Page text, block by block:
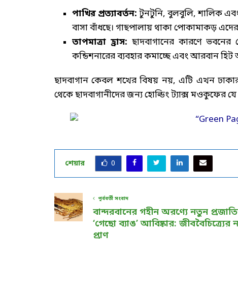
পাখির প্রত্যাবর্তন: টুনটুনি, বুলবুলি, শালিক
বাসা বাঁধছে। গাছপালায় থাকা পোকামাকড় এদের
তাপমাত্রা হ্রাস: ছাদবাগানের কারণে
কন্ডিশনারের ব্যবহার কমাচ্ছে এবং আরবান হিট
ছাদবাগান কেবল শখের বিষয় নয়, এটি এখন
থেকে ছাদবাগানীদের জন্য হোল্ডিং ট্যাক্স মওকুফের
শেয়ার 0
পূর্ববর্তী সংবাদ
বান্দরবানের গহীন অরণ্যে নতুন
‘গেছো ব্যাঙ’ আবিষ্কার: জীববৈচিত্র্যের
প্রাণ